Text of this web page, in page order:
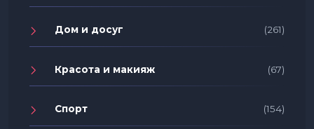
Дом и досуг (261)
Красота и макияж (67)
Спорт (154)